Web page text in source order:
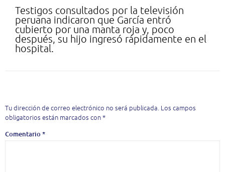
Testigos consultados por la televisión
peruana indicaron que García entró
cubierto por una manta roja y, poco
después, su hijo ingresó rápidamente en el
hospital.
Tu dirección de correo electrónico no será publicada. Los campos
obligatorios están marcados con*
Comentario*